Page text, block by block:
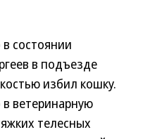
состоянии
в подъезде
избил кошку.
ветеринарную
телесных